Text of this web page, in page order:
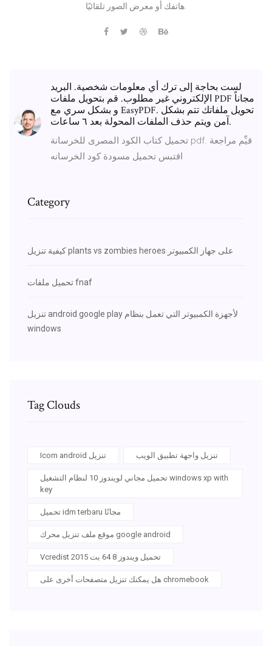
لست بحاجة إلى ترك أي معلومات شخصية. البريد
الإلكتروني غير مطلوب. قم بتحويل ملفات PDF مجاناً
و بشكل سري مع EasyPDF. تحويل ملفاتك تتم بشكل
آمن ويتم حذف الملفات المحولة بعد ٦ ساعات.
تحميل كتاب الكود المصرى للخرسانة pdf. قيِّم مراجعة
اقتبس تحميل مسودة كود الخرسانه
Category
كيفية تنزيل plants vs zombies heroes على جهاز الكمبيوتر
تحميل ملفات fnaf
تنزيل android google play لأجهزة الكمبيوتر التي تعمل بنظام
windows
Tag Clouds
Icom android تنزيل تنزيل واجهة تطبيق الويب
تحميل مجاني لويندوز 10 لنظام التشغيل windows xp with
key
تحميل idm terbaru مجانًا
موقع ملف تنزيل محرك google android
Vcredist 2015 تحميل ويندوز 8 64 بت
هل يمكنك تنزيل متصفحات أخرى على chromebook